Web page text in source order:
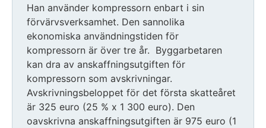
Han använder kompressorn enbart i sin
förvärvsverksamhet. Den sannolika
ekonomiska användningstiden för
kompressorn är över tre år. Byggarbetaren
kan dra av anskaffningsutgiften för
kompressorn som avskrivningar.
Avskrivningsbeloppet för det första skatteåret
är 325 euro (25 % x 1 300 euro). Den
oavskrivna anskaffningsutgiften är 975 euro (1